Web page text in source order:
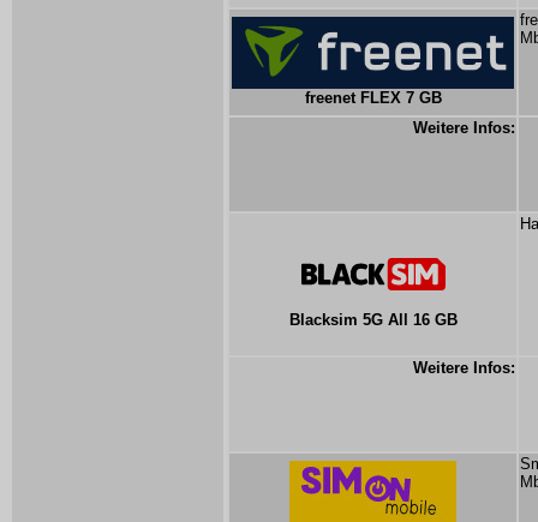
freenet FLEX 7 GB
Weitere Infos:
Blacksim 5G All 16 GB
Weitere Infos: